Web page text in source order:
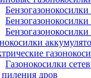
Газонокосилки
дров